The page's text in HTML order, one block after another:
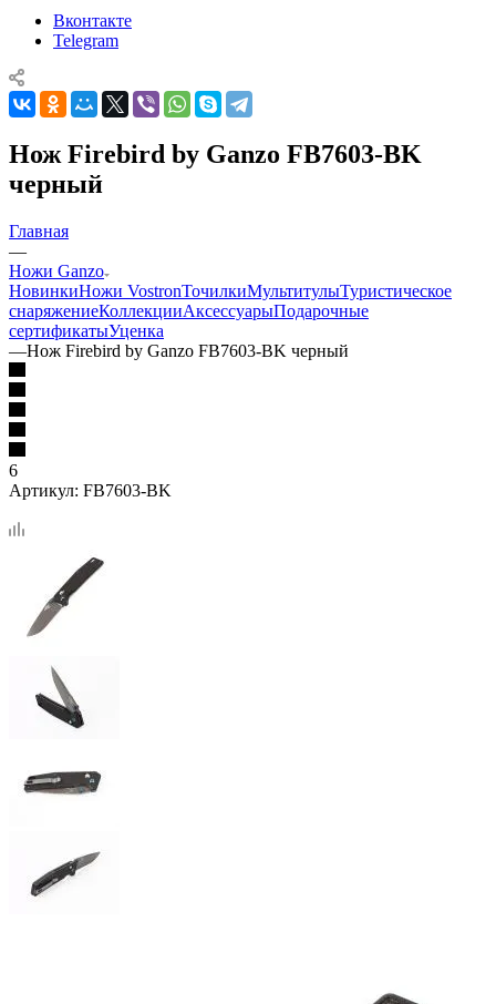
Вконтакте
Telegram
Нож Firebird by Ganzo FB7603-BK
черный
Главная
—
Ножи Ganzo
НовинкиНожи VostronТочилкиМультитулыТуристическое
снаряжениеКоллекцииАксессуарыПодарочные
сертификатыУценка
—Нож Firebird by Ganzo FB7603-BK черный
6
Артикул: FB7603-BK